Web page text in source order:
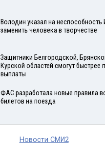
Володин указал на неспособность
заменить человека в творчестве
Защитники Белгородской,
Курской областей смогут быстрее
выплаты
ФАС разработала новые правила
билетов на поезда
Новости СМИ2